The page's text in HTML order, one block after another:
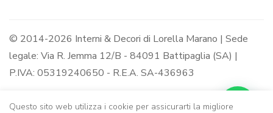
© 2014-2026 Interni & Decori di Lorella Marano | Sede
legale: Via R. Jemma 12/B - 84091 Battipaglia (SA) |
P.IVA: 05319240650 - R.E.A. SA-436963
Questo sito web utilizza i cookie per assicurarti la migliore